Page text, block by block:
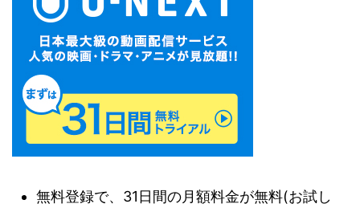
無料登録で、31日間の月額料金が無料(お試し